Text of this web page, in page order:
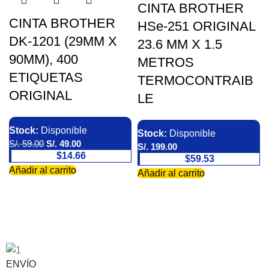
CINTA BROTHER
DK-1201 (29MM X
90MM), 400
ETIQUETAS
ORIGINAL
Stock: Disponible
S/.59.00 S/. 49.00
$14.66
Añadir al carrito
CINTA BROTHER
HSe-251 ORIGINAL
23.6 MM X 1.5
METROS
TERMOCONTRAIB
LE
Stock: Disponible
S/. 199.00
$59.53
Añadir al carrito
ENVÍO